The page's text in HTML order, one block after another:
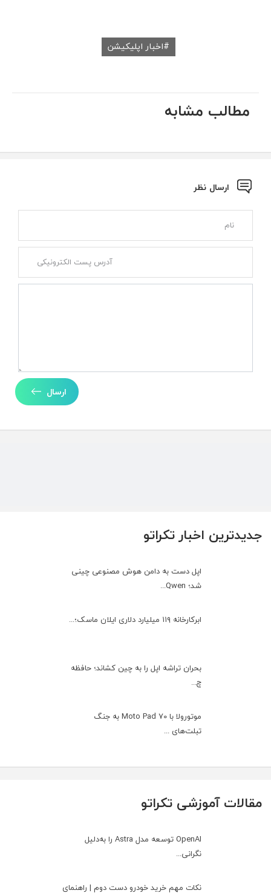
جدیدترین اخبار تکراتو
اپل دست به دامن هوش مصنوعی چینی
شد؛ Qwen...
ابرکارخانه ۱۱۹ میلیارد دلاری ایلان ماسک؛...
بحران تراشه اپل را به چین کشاند؛ حافظه
چ...
موتورولا با Moto Pad 70 به جنگ
تبلت‌های ...
اخبار اپلیکیشن
مطالب مشابه
ارسال نظر
ارسال
مقالات آموزشی تکراتو
OpenAI توسعه مدل Astra را به‌دلیل
نگرانی...
نکات مهم خرید خودرو دست دوم | راهنمای